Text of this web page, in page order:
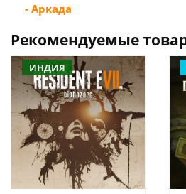
- Аркада
Рекомендуемые
ИНДИЯ